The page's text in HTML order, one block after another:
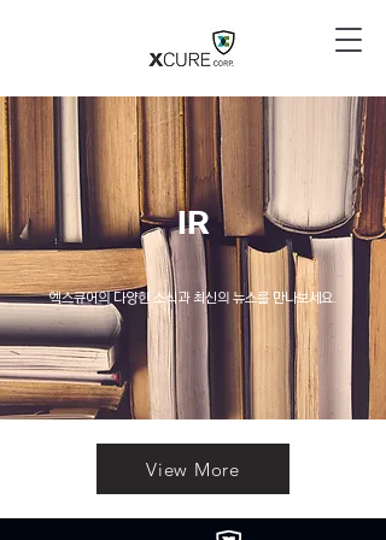
IR
엑스큐어의 다양한 소식과 최신의 뉴스를 만나보세요.
View More